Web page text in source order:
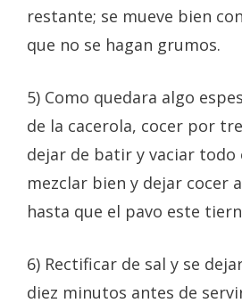
restante; se mueve bien
que no se hagan grumos.
5) Como quedara algo
de la cacerola, cocer por
dejar de batir y vaciar todo
mezclar bien y dejar cocer
hasta que el pavo este
6) Rectificar de sal y se
diez minutos antes de